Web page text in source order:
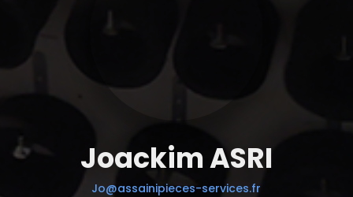
Joackim ASRI
Jo@assainipieces-services.fr